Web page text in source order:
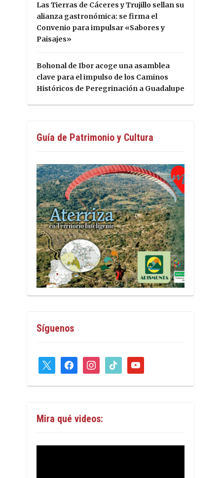
Las Tierras de Cáceres y Trujillo sellan su
alianza gastronómica: se firma el
Convenio para impulsar «Sabores y
Paisajes»
Bohonal de Ibor acoge una asamblea
clave para el impulso de los Caminos
Históricos de Peregrinación a Guadalupe
Guía de Patrimonio y Cultura
Síguenos
facebookinstagram
tiktok youtube
Mira qué videos: